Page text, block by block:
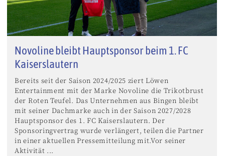
Novoline bleibt Hauptsponsor beim 1. FC
Kaiserslautern
Bereits seit der Saison 2024/2025 ziert Löwen
Entertainment mit der Marke Novoline die Trikotbrust
der Roten Teufel. Das Unternehmen aus Bingen bleibt
mit seiner Dachmarke auch in der Saison 2027/2028
Hauptsponsor des 1. FC Kaiserslautern. Der
Sponsoringvertrag wurde verlängert, teilen die Partner
in einer aktuellen Pressemitteilung mit.Vor seiner
Aktivität ...